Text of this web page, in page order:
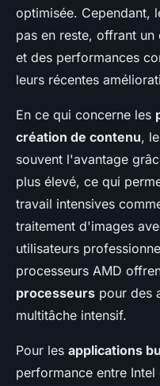
optimisée. Cependant,
pas en reste, offrant
et des performances
leurs récentes
En ce qui concerne les
création de contenu,
souvent l'avantage
plus élevé, ce qui
travail intensives
traitement d'images
utilisateurs
processeurs AMD
processeurs pour des
multitâche intensif.
Pour les applications
performance entre